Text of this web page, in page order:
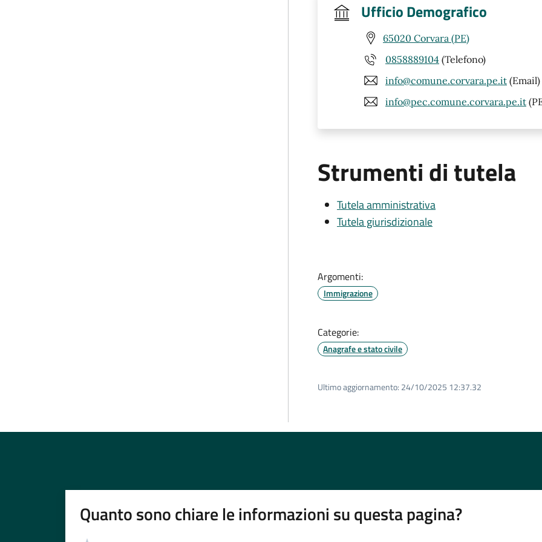
Ufficio Demografico
65020 Corvara (PE)
0858889104 (Telefono)
info@comune.corvara.pe.it (Email)
info@pec.comune.corvara.pe.it
Strumenti di tutela
Tutela amministrativa
Tutela giurisdizionale
Argomenti:
Immigrazione
Categorie:
Anagrafe e stato civile
Ultimo aggiornamento: 24/10/2025 12:37.32
Quanto sono chiare le informazioni su questa pagina?